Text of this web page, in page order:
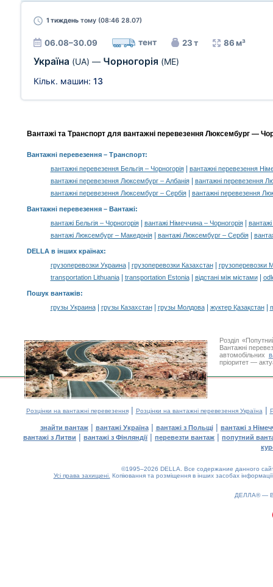
1 тиждень тому (08:46 28.07)
06.08–30.09 тент 23 т 86 м³
Україна (UA) — Чорногорія (ME)
Кільк. машин: 13
Вантажі та Транспорт для вантажні перевезення Люксембург —
Вантажні перевезення– Транспорт:
вантажні перевезення Бельгія – Чорногорія|
вантажні перевезення
вантажні перевезення Люксембург – Албанія|
вантажні перевезення
вантажні перевезення Люксембург – Сербія| вантажні перевезення
Вантажні перевезення – Вантажі:
вантажі Бельгія – Чорногорія| вантажі Німеччина – Чорногорія|
вантажі Люксембург – Македонія| вантажі Люксембург – Сербія|
DELLA в інших країнах:
грузоперевозки Украина| грузоперевозки Казахстан|
грузоперевозки
transportation Lithuania| transportation Estonia| відстані між містами|
Пошук вантажів:
грузы Украина| грузы Казахстан| грузы Молдова| жүктер Қазақстан|
Розділ
Вантажні
автомобільних
пріоритет —
Розцінки на вантажні перевезення| Розцінки на вантажні перевезення Україна |
знайти вантаж| вантажі Україна| вантажі з Польщі| вантажі з
вантажі з Литви | вантажі з Фінляндії| перевезти вантаж | попутний
©1995–2026 DELLA. Все содержание данного
Усі права захищені. Копіювання та розміщення в інших засобах
ДЕЛЛА® —